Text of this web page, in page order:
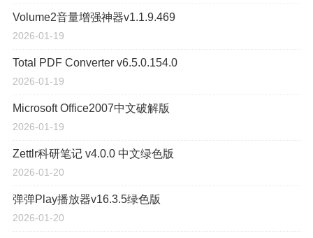
Volume2音量增强神器v1.1.9.469
2026-01-19
Total PDF Converter v6.5.0.154.0
2026-01-19
Microsoft Office2007中文破解版
2026-01-19
Zettlr科研笔记 v4.0.0 中文绿色版
2026-01-20
弹弹Play播放器v16.3.5绿色版
2026-01-20